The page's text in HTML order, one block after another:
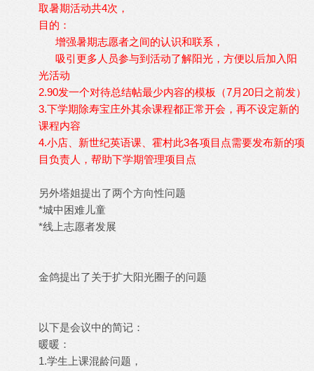
取暑期活动共4次，
目的：
增强暑期志愿者之间的认识和联系，
吸引更多人员参与到活动了解阳光，方便以后加入阳
光活动
2.90发一个对待总结帖最少内容的模板（7月20日之前发）
3.下学期除寿宝庄外其余课程都正常开会，再不设定新的
课程内容
4.小店、新世纪英语课、霍村此3各项目点需要发布新的项
目负责人，帮助下学期管理项目点
另外塔姐提出了两个方向性问题
*城中困难儿童
*线上志愿者发展
金鸽提出了关于扩大阳光圈子的问题
以下是会议中的简记：
暖暖：
1.学生上课混龄问题，